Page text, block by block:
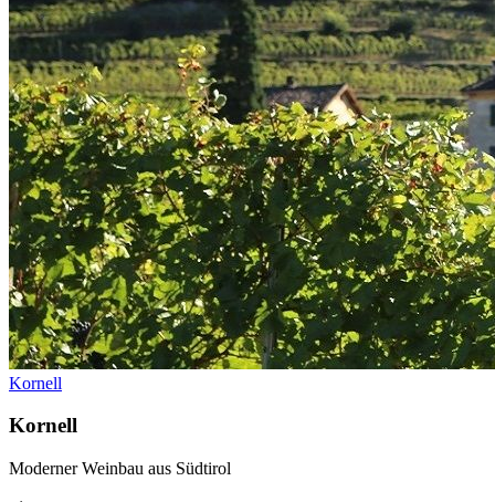
Kornell
Kornell
Moderner Weinbau aus Südtirol